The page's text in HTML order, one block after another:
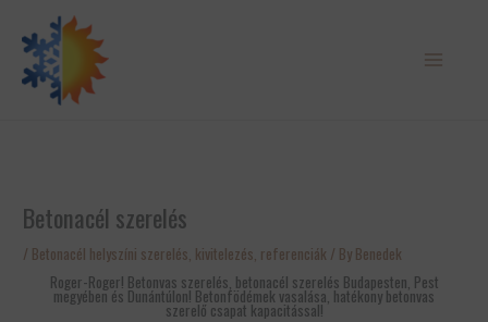
content
Betonacél szerelés
/ Betonacél helyszíni szerelés, kivitelezés referenciák / By Benedek
Roger-Roger! Betonvas szerelés, betonacél szerelés Budapesten, Pest
megyében és Dunántúlon!​ Betonfödémek vasalása, hatékony betonvas
szerelő csapat kapacitással!